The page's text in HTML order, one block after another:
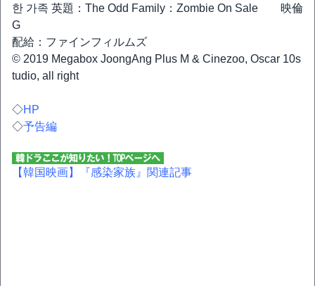
한 가족 英題：The Odd Family：Zombie On Sale 映倫
G
配給：ファインフィルムズ
© 2019 Megabox JoongAng Plus M & Cinezoo, Oscar 10s
tudio, all right
◇HP
◇予告編
【韓国映画】 『感染家族』関連記事